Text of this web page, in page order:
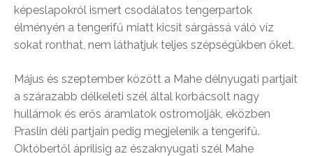
képeslapokról ismert csodálatos tengerpartok
élményén a tengerifű miatt kicsit sárgássá váló víz
sokat ronthat, nem láthatjuk teljes szépségükben őket.
Május és szeptember között a Mahe délnyugati partjait
a szárazabb délkeleti szél által korbácsolt nagy
hullámok és erős áramlatok ostromolják, eközben
Praslin déli partjain pedig megjelenik a tengerifű.
Októbertől áprilisig az északnyugati szél Mahe